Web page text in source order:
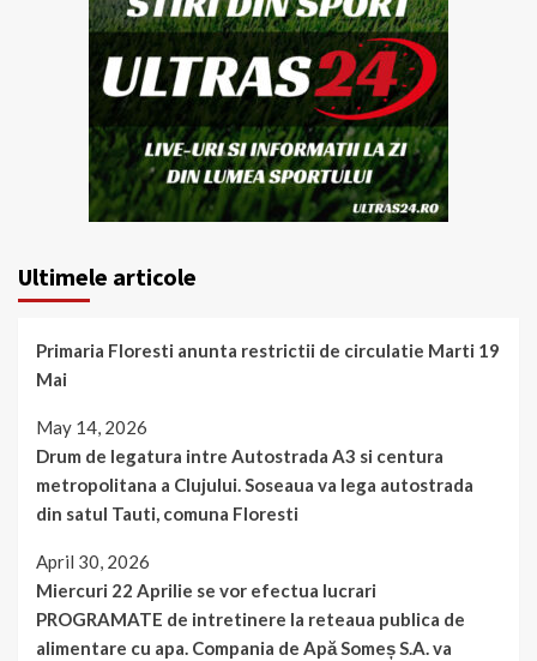
Ultimele articole
Primaria Floresti anunta restrictii de circulatie Marti 19
Mai
May 14, 2026
Drum de legatura intre Autostrada A3 si centura
metropolitana a Clujului. Soseaua va lega autostrada
din satul Tauti, comuna Floresti
April 30, 2026
Miercuri 22 Aprilie se vor efectua lucrari
PROGRAMATE de intretinere la reteaua publica de
alimentare cu apa. Compania de Apă Someș S.A. va